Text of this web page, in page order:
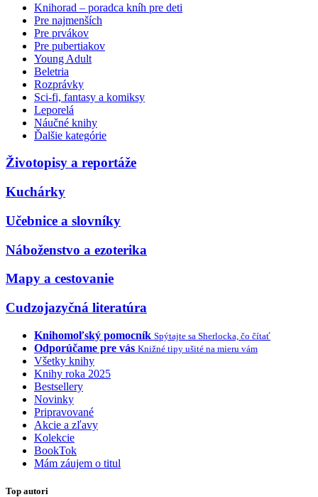
Knihorad – poradca kníh pre deti
Pre najmenších
Pre prvákov
Pre pubertiakov
Young Adult
Beletria
Rozprávky
Sci-fi, fantasy a komiksy
Leporelá
Náučné knihy
Ďalšie kategórie
Životopisy a reportáže
Kuchárky
Učebnice a slovníky
Náboženstvo a ezoterika
Mapy a cestovanie
Cudzojazyčná literatúra
Knihomoľský pomocník Spýtajte sa Sherlocka, čo čítať
Odporúčame pre vás Knižné tipy ušité na mieru vám
Všetky knihy
Knihy roka 2025
Bestsellery
Novinky
Pripravované
Akcie a zľavy
Kolekcie
BookTok
Mám záujem o titul
Top autori